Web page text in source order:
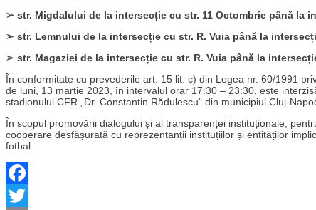
➢ str. Migdalului de la intersecție cu str. 11 Octombrie până la
➢ str. Lemnului de la intersecție cu str. R. Vuia până la
➢ str. Magaziei de la intersecție cu str. R. Vuia până la
În conformitate cu prevederile art. 15 lit. c) din Legea nr. 60/1991
de luni, 13 martie 2023, în intervalul orar 17:30 – 23:30, este
stadionului CFR „Dr. Constantin Rădulescu” din municipiul Cluj-
În scopul promovării dialogului și al transparenței instituționale,
cooperare desfășurată cu reprezentanții instituțiilor și entităților
fotbal.
Facebook